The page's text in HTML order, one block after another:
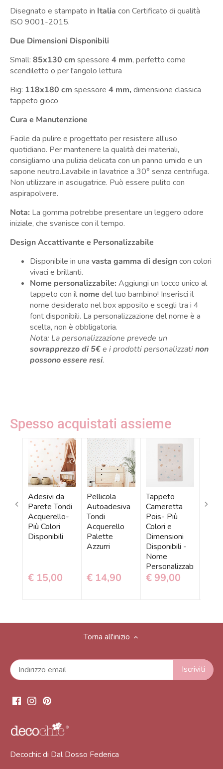
Disegnato e stampato in Italia con Certificato di qualità
ISO 9001-2015.
Due Dimensioni Disponibili
Small: 85x130 cm spessore 4 mm, perfetto come
scendiletto o per l'angolo lettura
Big: 118x180 cm spessore 4 mm,dimensione classica
tappeto gioco
Cura e Manutenzione
Facile da pulire e progettato per resistere all’uso
quotidiano. Per mantenere la qualità dei materiali,
consigliamo una pulizia delicata con un panno umido e un
sapone neutro.Lavabile in lavatrice a 30° senza centrifuga.
Non utilizzare in asciugatrice. Può essere pulito con
aspirapolvere.
Nota: La gomma potrebbe presentare un leggero odore
iniziale, che svanisce con il tempo.
Design Accattivante e Personalizzabile
Disponibile in una vasta gamma di designcon colori
vivaci e brillanti.
Nome personalizzabile: Aggiungi un tocco unico al
tappeto con il nome del tuo bambino! Inserisci il
nome desiderato nel box apposito e scegli tra i 4
font disponibili. La personalizzazione del nome è a
scelta, non è obbligatoria.
Nota: La personalizzazione prevede un
sovrapprezzo di 5€e i prodotti personalizzatinon
possono essere resi.
Spesso acquistati assieme
Adesivi da
Parete Tondi
Acquerello-
Più Colori
Disponibili
€ 15,00
Pellicola
Autoadesiva
Tondi
Acquerello
Palette
Azzurri
€ 14,90
Tappeto
Cameretta
Pois- Più
Colori e
Dimensioni
Disponibili -
Nome
Personalizzabile
€ 99,00
Torna all'inizio
Decochic di Dal Dosso Federica